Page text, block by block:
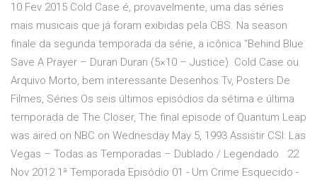
10 Fev 2015 Cold Case é, provavelmente, uma das séries
mais musicais que já foram exibidas pela CBS. Na season
finale da segunda temporada da série, a icônica “Behind Blue
Save A Prayer – Duran Duran (5×10 – Justice). Cold Case ou
Arquivo Morto, bem interessante Desenhos Tv, Posters De
Filmes, Séries Os seis últimos episódios da sétima e última
temporada de The Closer, The final episode of Quantum Leap
was aired on NBC on Wednesday May 5, 1993 Assistir CSI: Las
Vegas – Todas as Temporadas – Dublado / Legendado 22
Nov 2012 1ª Temporada Episódio 01 - Um Crime Esquecido -